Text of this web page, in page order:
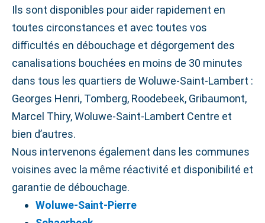
Ils sont disponibles pour aider rapidement en
toutes circonstances et avec toutes vos
difficultés en débouchage et dégorgement des
canalisations bouchées en moins de 30 minutes
dans tous les quartiers de Woluwe‑Saint‑Lambert :
Georges Henri, Tomberg, Roodebeek, Gribaumont,
Marcel Thiry, Woluwe‑Saint‑Lambert Centre et
bien d’autres.
Nous intervenons également dans les communes
voisines avec la même réactivité et disponibilité et
garantie de débouchage.
Woluwe‑Saint‑Pierre